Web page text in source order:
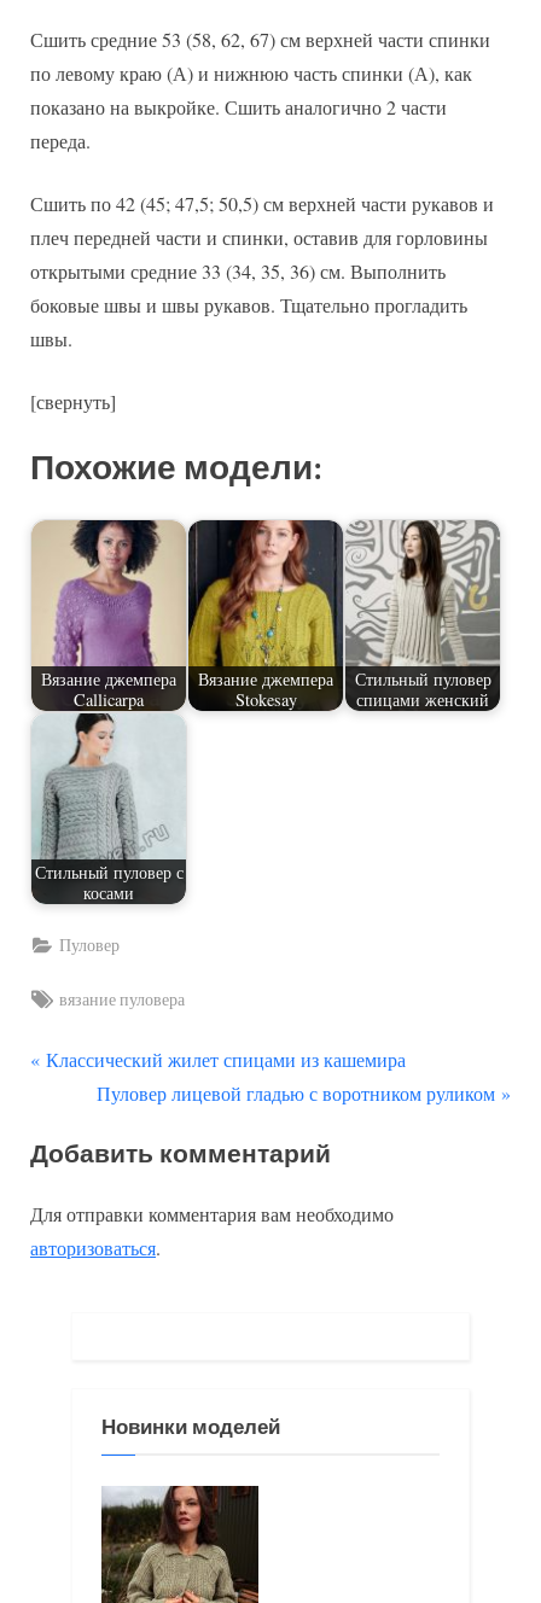
Сшить средние 53 (58, 62, 67) см верхней части спинки
по левому краю (А) и нижнюю часть спинки (А), как
показано на выкройке. Сшить аналогично 2 части
переда.
Сшить по 42 (45; 47,5; 50,5) см верхней части рукавов и
плеч передней части и спинки, оставив для горловины
открытыми средние 33 (34, 35, 36) см. Выполнить
боковые швы и швы рукавов. Тщательно прогладить
швы.
[свернуть]
Похожие модели:
Вязание джемпера
Callicarpa
Вязание джемпера
Stokesay
Стильный пуловер
спицами женский
Стильный пуловер с
косами
Пуловер
Tags:
вязание пуловера
Навигация
записям
П
д
д
у
Классический жилет спицами из кашемира
С
е
у
ю
а
п
и
с
ь
Пуловер лицевой гладью с воротником руликом
Добавить комментарий
Для отправки комментария вам необходимо
авторизоваться.
Новинки моделей